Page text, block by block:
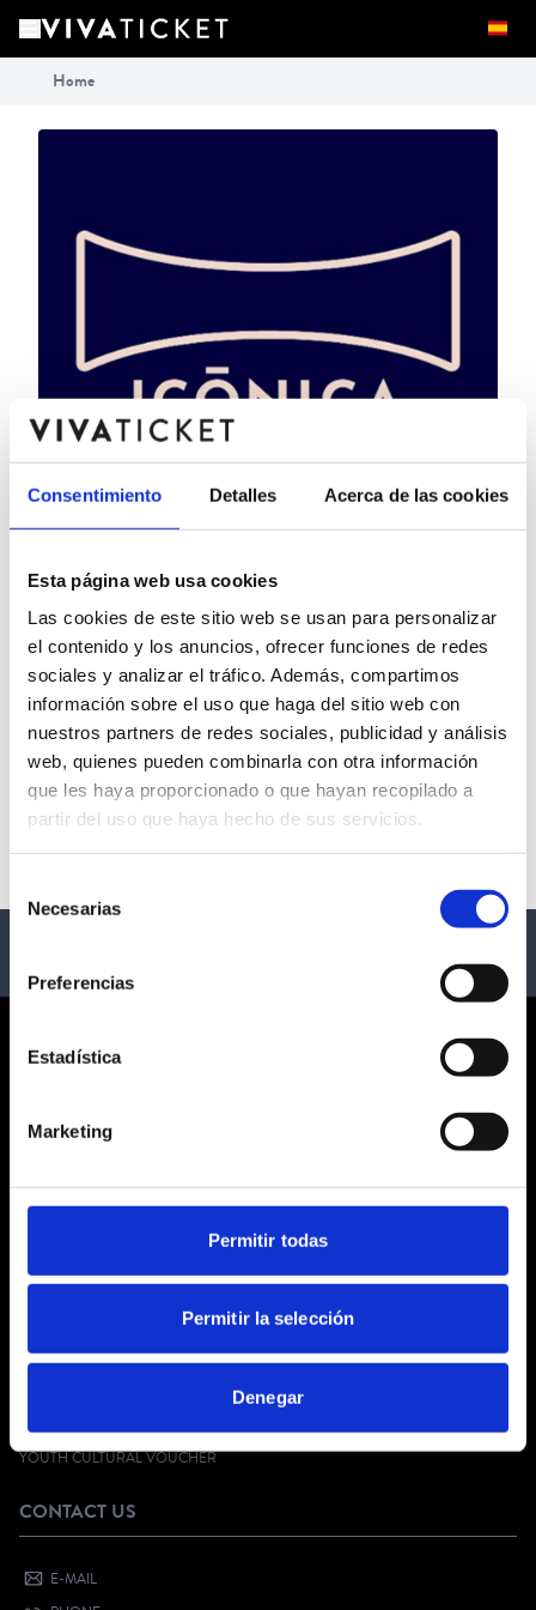
Consentimiento Detalles Acerca de las cookies
Esta página web usa cookies
Las cookies de este sitio web se usan para personalizar
el contenido y los anuncios, ofrecer funciones de redes
sociales y analizar el tráfico. Además, compartimos
información sobre el uso que haga del sitio web con
nuestros partners de redes sociales, publicidad y análisis
web, quienes pueden combinarla con otra información
que les haya proporcionado o que hayan recopilado a
partir del uso que haya hecho de sus servicios.
de Necesarias
Preferencias
Estadística
Marketing
Permitir todas
Permitir la selección
Denegar
Home
ICÓNICA SANTALUCÍA
SEVILLA FEST
Description
Eventos Icónica 2026
CORPORATE
GENERAL TERMS AND CONDITIONS
CUSTOMER SERVICE
FAQ
SELL YOUR EVENT
YOUTH CULTURAL VOUCHER
CONTACT US
E-MAIL